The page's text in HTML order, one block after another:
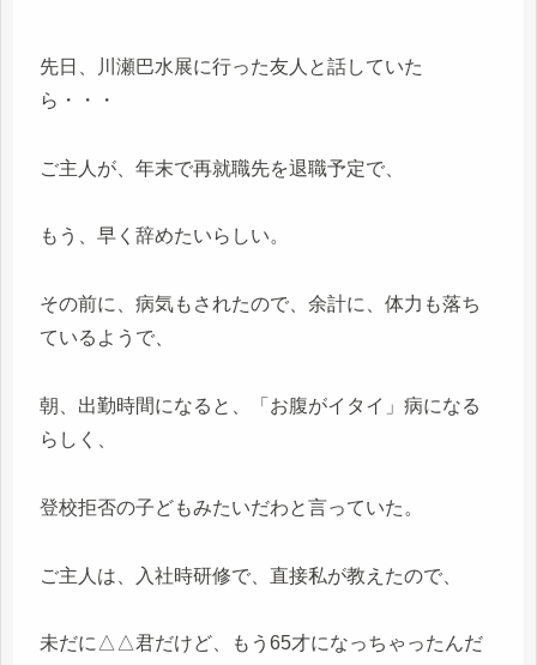
先日、川瀬巴水展に行った友人と話していた
ら・・・
ご主人が、年末で再就職先を退職予定で、
もう、早く辞めたいらしい。
その前に、病気もされたので、余計に、体力も落ち
ているようで、
朝、出勤時間になると、「お腹がイタイ」病になる
らしく、
登校拒否の子どもみたいだわと言っていた。
ご主人は、入社時研修で、直接私が教えたので、
未だに△△君だけど、もう65才になっちゃったんだ